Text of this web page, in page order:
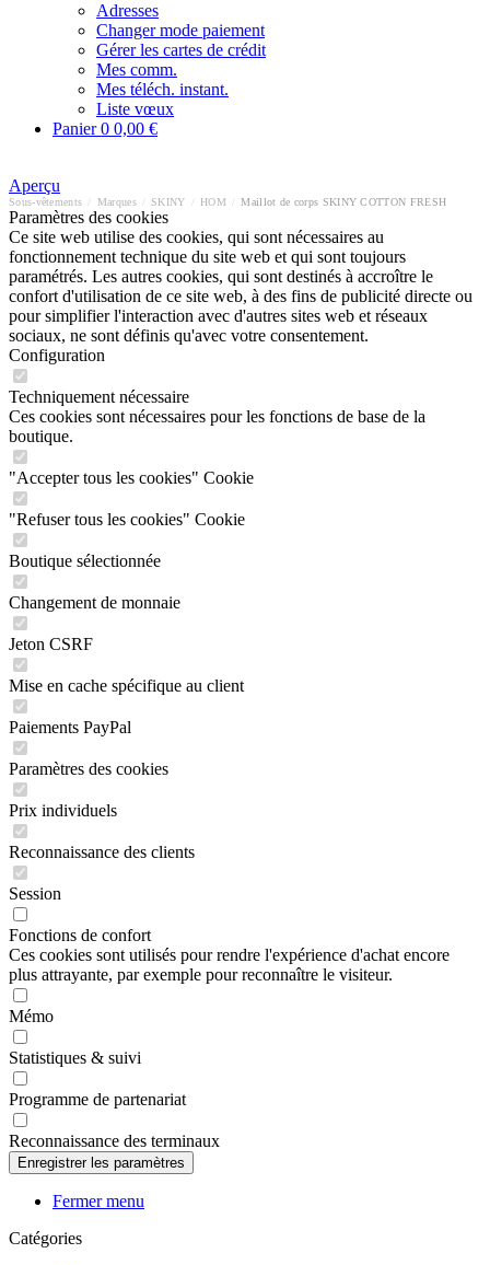
Adresses
Changer mode paiement
Gérer les cartes de crédit
Mes comm.
Mes téléch. instant.
Liste vœux
Panier0 0,00 €
Aperçu
Sous-vêtements Marques SKINY HOM Maillot de corps SKINY COTTON FRESH
Paramètres des cookies
Ce site web utilise des cookies, qui sont nécessaires au
fonctionnement technique du site web et qui sont toujours
paramétrés. Les autres cookies, qui sont destinés à accroître le
confort d'utilisation de ce site web, à des fins de publicité directe ou
pour simplifier l'interaction avec d'autres sites web et réseaux
sociaux, ne sont définis qu'avec votre consentement.
Configuration
Techniquement nécessaire
Ces cookies sont nécessaires pour les fonctions de base de la
boutique.
"Accepter tous les cookies" Cookie
"Refuser tous les cookies" Cookie
Boutique sélectionnée
Changement de monnaie
Jeton CSRF
Mise en cache spécifique au client
Paiements PayPal
Paramètres des cookies
Prix individuels
Reconnaissance des clients
Session
Fonctions de confort
Ces cookies sont utilisés pour rendre l'expérience d'achat encore
plus attrayante, par exemple pour reconnaître le visiteur.
Mémo
Statistiques & suivi
Programme de partenariat
Reconnaissance des terminaux
Fermer menu
Catégories